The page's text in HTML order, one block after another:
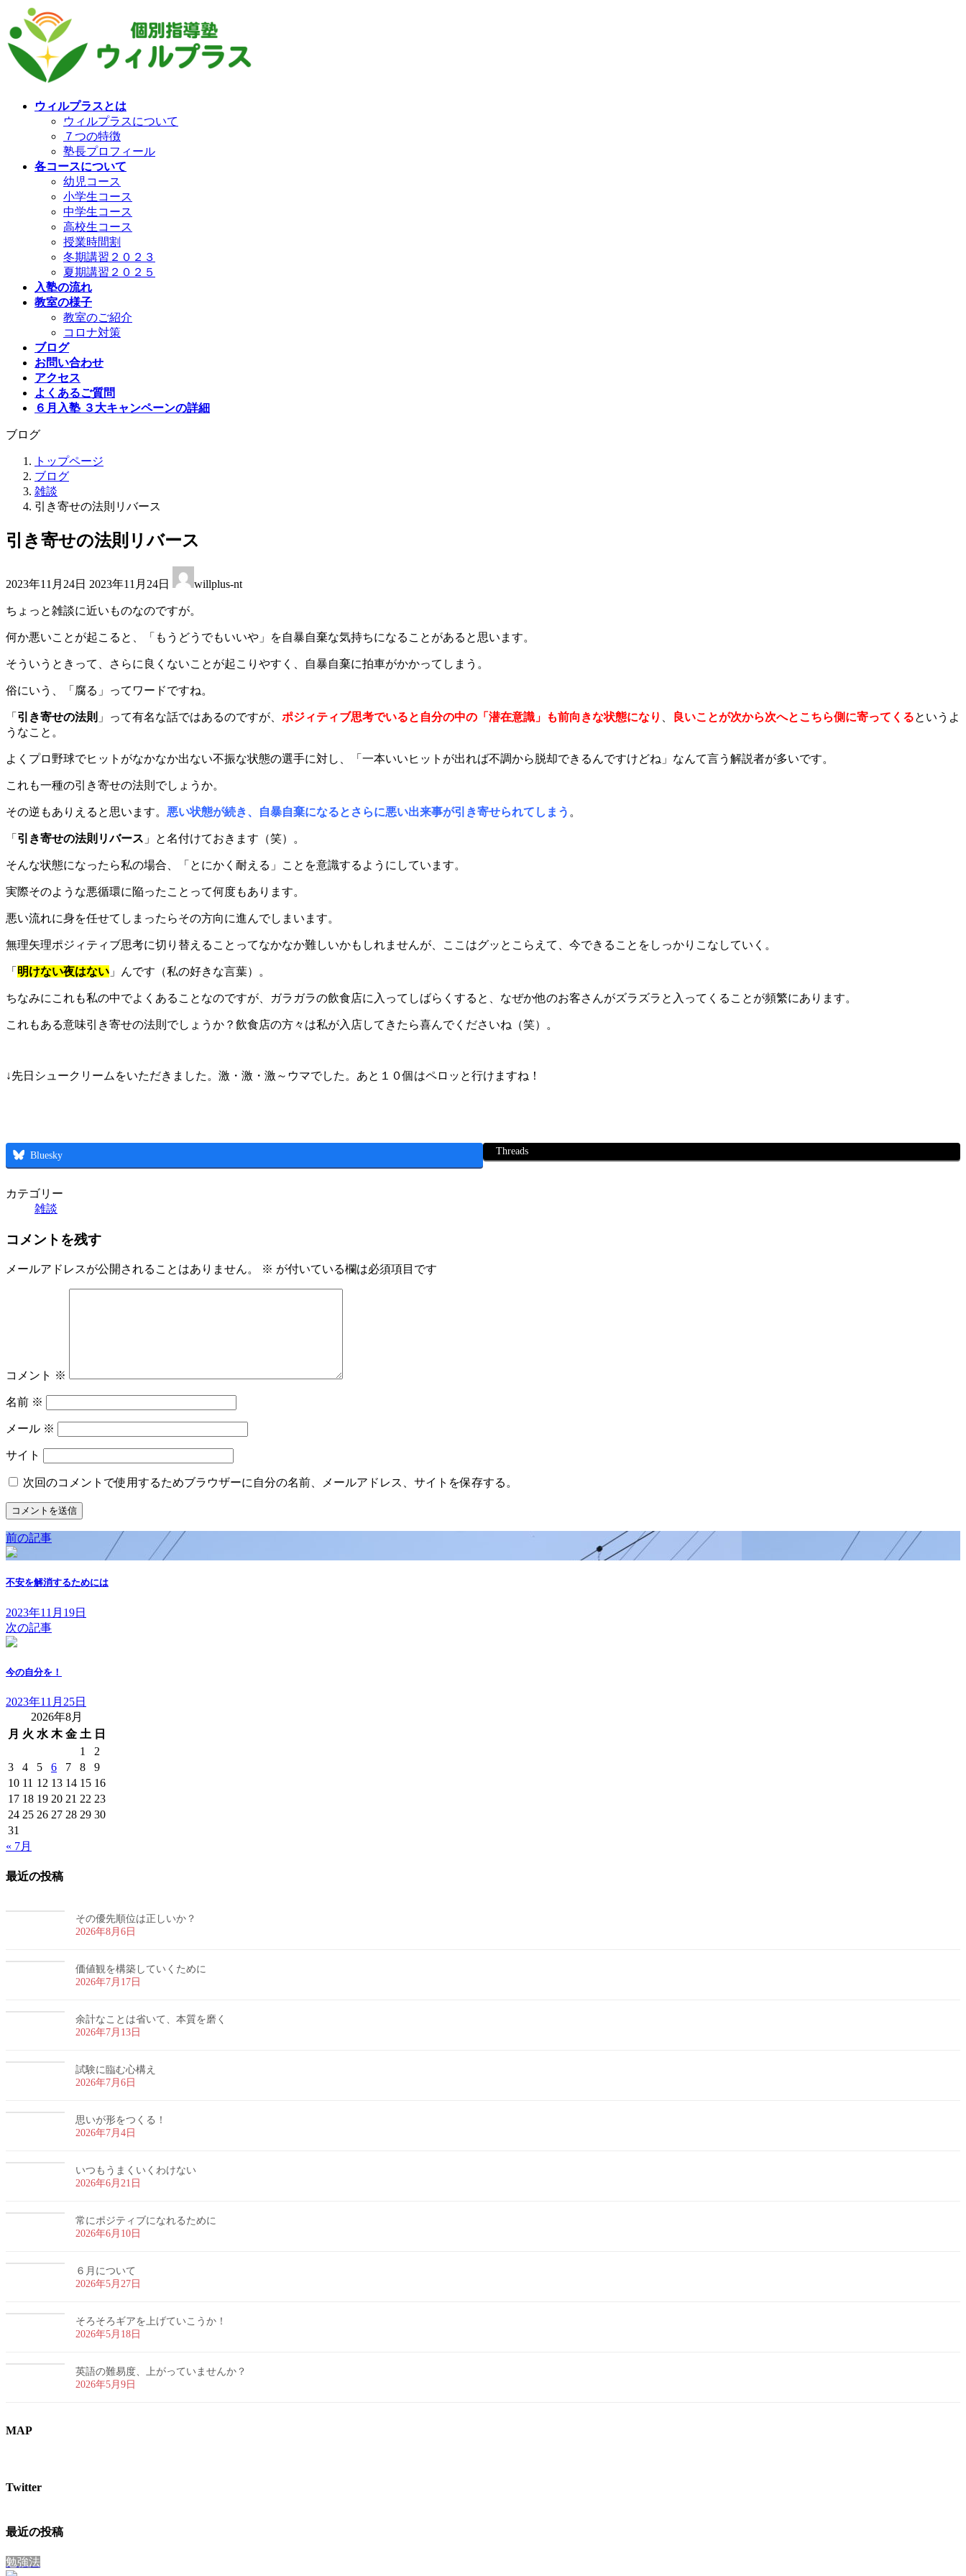
ン
テ
ン
ビ
ゲ
ー
ウィルプラスとは
ウィルプラスについて
７つの特徴
塾長プロフィール
各コースについて
幼児コース
小学生コース
中学生コース
高校生コース
授業時間割
冬期講習２０２３
夏期講習２０２５
入塾の流れ
教室の様子
教室のご紹介
コロナ対策
ブログ
お問い合わせ
アクセス
よくあるご質問
６月入塾 ３大キャンペーンの詳細
ブログ
トップページ
ブログ
雑談
引き寄せの法則リバース
引き寄せの法則リバース
2023年11月24日 終
更
新
日
:
2023年11月24日 willplus-nt
ちょっと雑談に近いものなのですが。
何か悪いことが起こると、「もうどうでもいいや」を自暴自棄な気持ちになることがあると思います。
そういうときって、さらに良くないことが起こりやすく、自暴自棄に拍車がかかってしまう。
俗にいう、「腐る」ってワードですね。
「 引き寄せの法則 」って有名な話ではあるのですが、 ポジィティブ思考でいると自分の中の「潜在意識」も前向きな状態になり 良いことが次から次へとこちら側に寄ってくるというよ
うなこと。
よくプロ野球でヒットがなかなか出ない不振な状態の選手に対し、「一本いいヒットが出れば不調から脱却できるんですけどね」なんて言う解説者が多いです。
これも一種の引き寄せの法則でしょうか。
その逆もありえると思います。 悪い状態が続き、自暴自棄になるとさらに悪い出来事が引き寄せられてしまう 。
「 引き寄せの法則リバース 」と名付けておきます（笑）。
そんな状態になったら私の場合、「とにかく耐える」ことを意識するようにしています。
実際そのような悪循環に陥ったことって何度もあります。
悪い流れに身を任せてしまったらその方向に進んでしまいます。
無理矢理ポジィティブ思考に切り替えることってなかなか難しいかもしれませんが、ここはグッとこらえて、今できることをしっかりこなしていく。
「 明けない夜はない 」んです（私の好きな言葉）。
ちなみにこれも私の中でよくあることなのですが、ガラガラの飲食店に入ってしばらくすると、なぜか他のお客さんがズラズラと入ってくることが頻繁にあります。
これもある意味引き寄せの法則でしょうか？飲食店の方々は私が入店してきたら喜んでくださいね（笑）。
↓先日シュークリームをいただきました。激・激・ 激～ウマでした。あと１０個はペロッと行けますね！
Bluesky Threads
カテゴリー
雑談
コメントを残す
メールアドレスが公開されることはありません。 ※ が付いている欄は必須項目です
コメント ※
名前 ※
メール ※
サイト
次回のコメントで使用するためブラウザーに自分の名前、メールアドレス、サイトを保存する。
前の記事
不安を解消するためには
2023年11月19日
次の記事
今の自分を！
2023年11月25日
2026年8月
月 火 水 木 金 土 日
1
2
3
4 5 6 7 8
9
10 11 12 13 14 15 16
17 18 19 20 21 22 23
24 25 26 27 28 29 30
31
« 7月
最近の投稿
その優先順位は正しいか？
2026年8月6日
価値観を構築していくために
2026年7月17日
余計なことは省いて、本質を磨く
2026年7月13日
試験に臨む心構え
2026年7月6日
思いが形をつくる！
2026年7月4日
いつもうまくいくわけない
2026年6月21日
常にポジティブになれるために
2026年6月10日
６月について
2026年5月27日
そろそろギアを上げていこうか！
2026年5月18日
英語の難易度、上がっていませんか？
2026年5月9日
MAP
Twitter
最近の投稿
勉強法